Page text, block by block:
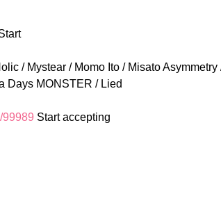
Days MONSTER / Lied
99989 Start accepting